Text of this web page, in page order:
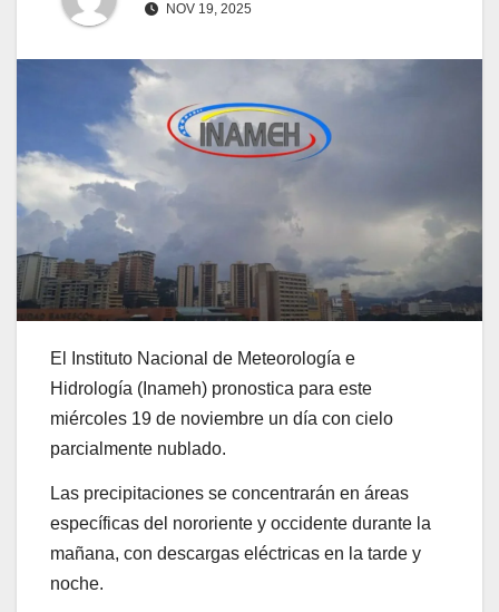
NOV 19, 2025
El Instituto Nacional de Meteorología e
Hidrología (Inameh) pronostica para este
miércoles 19 de noviembre un día con cielo
parcialmente nublado.
Las precipitaciones se concentrarán en áreas
específicas del nororiente y occidente durante la
mañana, con descargas eléctricas en la tarde y
noche.